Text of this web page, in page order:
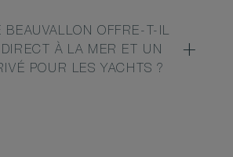
BEAUVALLON OFFRE-T-IL
À LA MER ET UN
POUR LES YACHTS ?